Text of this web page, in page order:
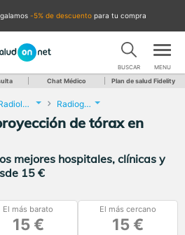
-5% de descuento para tu compra
BUSCAR MENU
Chat Médico Plan de salud Fidelity
Radiología Radiografía. Una proyección de tórax
de tórax en
mejores hospitales, clínicas y
15 €
El más barato
15 €
El más cercano
15 €